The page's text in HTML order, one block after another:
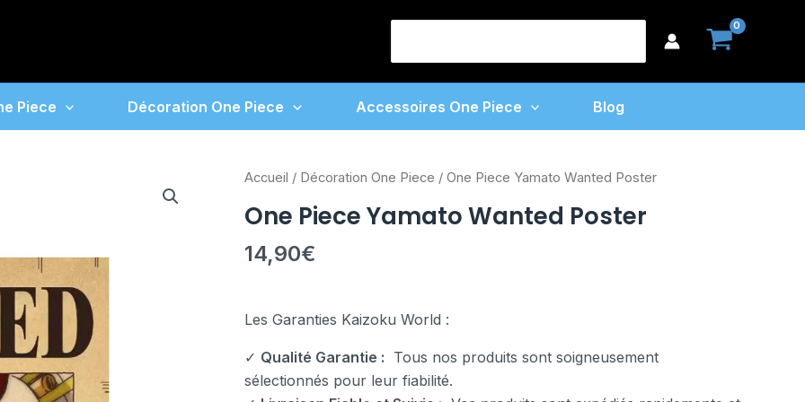
Piece Décoration One Piece Accessoires One Piece Blog
Accueil / Décoration One Piece / One Piece Yamato Wanted Poster
One Piece Yamato Wanted Poster
14,90€
Les Garanties Kaizoku World :
✓ Qualité Garantie : Tous nos produits sont soigneusement
sélectionnés pour leur fiabilité.
quantité
One
Piece
Yamato
Poster
Piece
Wanted
Poster